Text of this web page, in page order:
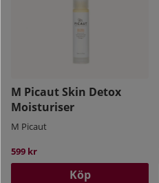
M Picaut Skin Detox
Moisturiser
M Picaut
599 kr
Köp